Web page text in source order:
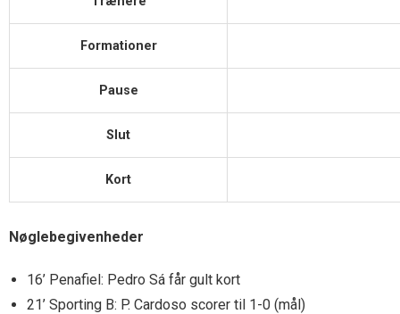
Formationer
Pause
Slut
Kort
Nøglebegivenheder
16’ Penafiel: Pedro Sá får gult kort
21’ Sporting B: P. Cardoso scorer til 1-0 (mål)